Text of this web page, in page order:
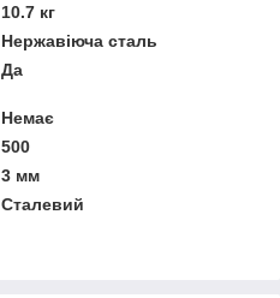
10.7 кг
Нержавіюча сталь
Да
Немає
500
3 мм
Сталевий